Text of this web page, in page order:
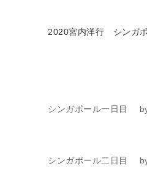
2020宮内洋行 シンガ
シンガポール一日目
シンガポール二日目